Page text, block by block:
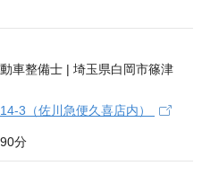
3（佐川急便久喜店内）
分